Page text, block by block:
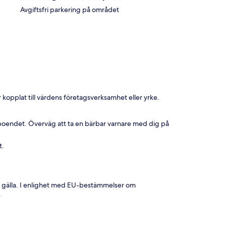
Avgiftsfri parkering på området
till värdens företagsverksamhet eller yrke.
Överväg att ta en bärbar varnare med dig på
I enlighet med EU-bestämmelser om